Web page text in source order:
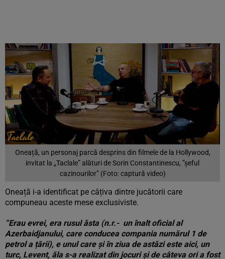
Oneață, un personaj parcă desprins din filmele de la Hollywood,
invitat la „Taclale” alături de Sorin Constantinescu, ”șeful
cazinourilor” (Foto: captură video)
Oneață i-a identificat pe câțiva dintre jucătorii care
compuneau aceste mese exclusiviste.
”Erau evrei, era rusul ăsta (n.r.- un înalt oficial al
Azerbaidjanului, care conducea compania numărul 1 de
petrol a țării), e unul care și în ziua de astăzi este aici, un
turc, Levent, ăla s-a realizat din jocuri și de câteva ori a fost